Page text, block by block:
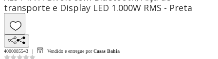
transporte e Display LED 1.000W RMS - Preta
4000085543 Vendido e entregue por Casas Bahia